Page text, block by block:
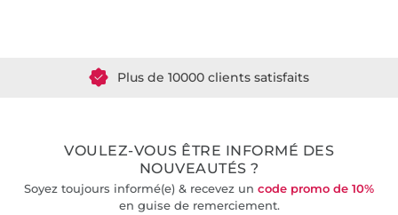
VOULEZ-VOUS ÊTRE INFORMÉ DES
NOUVEAUTÉS ?
Soyez toujours informé(e) & recevez un code promo de 10%
en guise de remerciement.